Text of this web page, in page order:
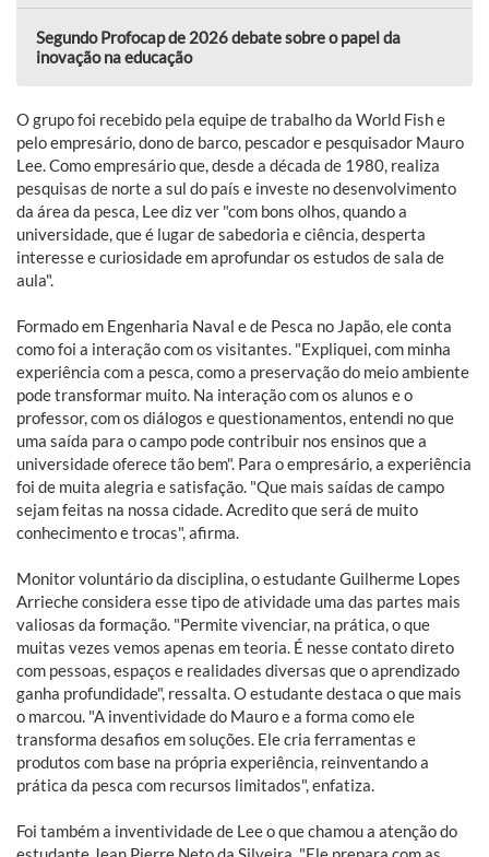
Segundo Profocap de 2026 debate sobre o papel da
inovação na educação
O grupo foi recebido pela equipe de trabalho da World Fish e
pelo empresário, dono de barco, pescador e pesquisador Mauro
Lee. Como empresário que, desde a década de 1980, realiza
pesquisas de norte a sul do país e investe no desenvolvimento
da área da pesca, Lee diz ver "com bons olhos, quando a
universidade, que é lugar de sabedoria e ciência, desperta
interesse e curiosidade em aprofundar os estudos de sala de
aula".
Formado em Engenharia Naval e de Pesca no Japão, ele conta
como foi a interação com os visitantes. "Expliquei, com minha
experiência com a pesca, como a preservação do meio ambiente
pode transformar muito. Na interação com os alunos e o
professor, com os diálogos e questionamentos, entendi no que
uma saída para o campo pode contribuir nos ensinos que a
universidade oferece tão bem". Para o empresário, a experiência
foi de muita alegria e satisfação. "Que mais saídas de campo
sejam feitas na nossa cidade. Acredito que será de muito
conhecimento e trocas", afirma.
Monitor voluntário da disciplina, o estudante Guilherme Lopes
Arrieche considera esse tipo de atividade uma das partes mais
valiosas da formação. "Permite vivenciar, na prática, o que
muitas vezes vemos apenas em teoria. É nesse contato direto
com pessoas, espaços e realidades diversas que o aprendizado
ganha profundidade", ressalta. O estudante destaca o que mais
o marcou. "A inventividade do Mauro e a forma como ele
transforma desafios em soluções. Ele cria ferramentas e
produtos com base na própria experiência, reinventando a
prática da pesca com recursos limitados", enfatiza.
Foi também a inventividade de Lee o que chamou a atenção do